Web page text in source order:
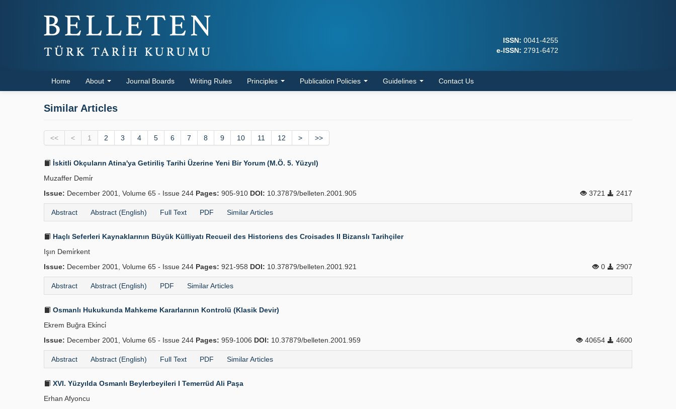
ISSN: 0041-4255
e-ISSN: 2791-6472
Home About Journal Boards Writing Rules Principles Publication Policies Guidelines Contact Us
Similar Articles
<< < 1 2 3 4 5 6 7 8 9 10 11 12 > >>
İskitli Okçuların Atina'ya Getiriliş Tarihi Üzerine Yeni Bir Yorum (M.Ö. 5. Yüzyıl)
Muzaffer Demi̇r
Issue: December 2001, Volume 65 - Issue 244 Pages: 905-910 DOI: 10.37879/belleten.2001.905 3721 2417
Abstract Abstract (English) Full Text PDF Similar Articles
Haçlı Seferleri Kaynaklarının Büyük Külliyatı Recueil des Historiens des Croisades II Bizanslı Tarihçiler
Işın Demi̇rkent
Issue: December 2001, Volume 65 - Issue 244 Pages: 921-958 DOI: 10.37879/belleten.2001.921 0 2907
Abstract Abstract (English) PDF Similar Articles
Osmanlı Hukukunda Mahkeme Kararlarının Kontrolü (Klasik Devir)
Ekrem Buğra Eki̇nci̇
Issue: December 2001, Volume 65 - Issue 244 Pages: 959-1006 DOI: 10.37879/belleten.2001.959 40654 4600
Abstract Abstract (English) Full Text PDF Similar Articles
XVI. Yüzyılda Osmanlı Beylerbeyileri I Temerrüd Ali Paşa
Erhan Afyoncu